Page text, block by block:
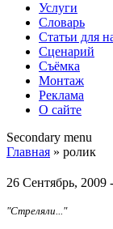
Услуги
Словарь
Статьи для
Сценарий
Съёмка
Монтаж
Реклама
О сайте
Secondary menu
Главная » ролик
26 Сентябрь, 2009
"Стреляли..."